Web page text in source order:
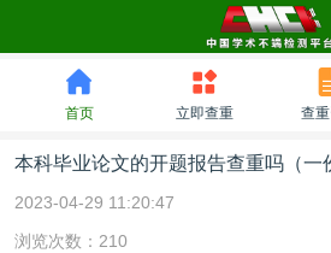
首页 立即查重 查
本科毕业论文的开题报告查重吗（一
2023-04-29 11:20:47
浏览次数：210